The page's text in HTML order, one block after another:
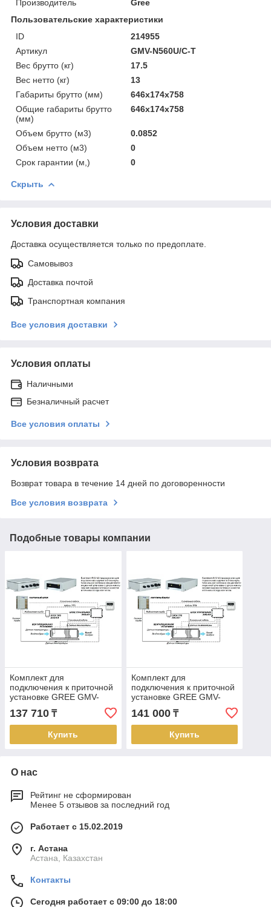
Производитель
Gree
Пользовательские характеристики
ID
214955
Артикул
GMV-N560U/C-T
Вес брутто (кг)
17.5
Вес нетто (кг)
13
Габариты брутто (мм)
646x174x758
Общие габариты брутто
(мм)
646x174x758
Объем брутто (м3)
0.0852
Объем нетто (м3)
0
Срок гарантии (м,)
0
Скрыть
Условия доставки
Доставка осуществляется только по предоплате.
Самовывоз
Доставка почтой
Транспортная компания
Все условия доставки
Условия оплаты
Наличными
Безналичный расчет
Все условия оплаты
Условия возврата
Возврат товара в течение 14 дней по договоренности
Все условия возврата
Подобные товары компании
Комплект для
подключения к приточной
установке GREE GMV-
N140U/C-T (AHU KIT)
137 710 ₸
Купить
Комплект для
подключения к приточной
установке GREE GMV-
N280U/C-T (AHU KIT)
141 000₸
Купить
О нас
Рейтинг не сформирован
Менее 5 отзывов за последний год
Работает с 15.02.2019
г. Астана
Астана, Казахстан
Контакты
Сегодня работает с 09:00 до 18:00